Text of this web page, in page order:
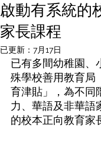
啟動有系統的
家長課程
已更新： 7月17日
已有多間幼稚園、
殊學校善用教育局
育津貼」，為不同
力、華語及非華語
的校本正向教育家